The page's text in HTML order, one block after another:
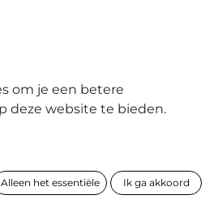
cm
om je een betere
deze website te bieden.
Alleen het essentiële Ik ga akkoord